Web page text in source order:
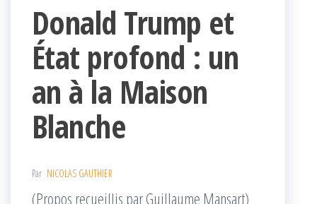
Donald Trump et
État profond : un
an à la Maison
Blanche
Par NICOLAS GAUTHIER
(Propos recueillis par Guillaume Mansart)